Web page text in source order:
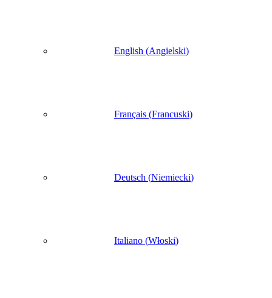
English (Angielski)
Français (Francuski)
Deutsch (Niemiecki)
Italiano (Włoski)